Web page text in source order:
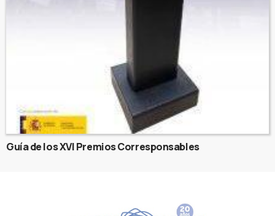
Guía de los XVI Premios Corresponsables